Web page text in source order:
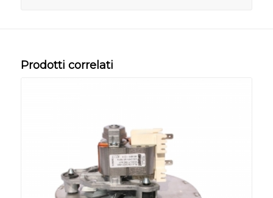
Prodotti correlati